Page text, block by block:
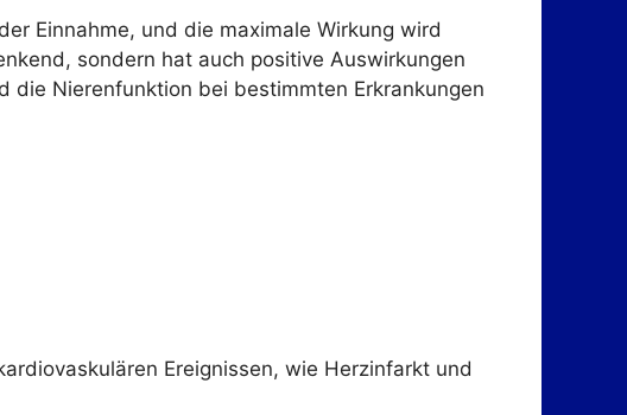
Einnahme, und die maximale Wirkung wird
sondern hat auch positive Auswirkungen
Nierenfunktion bei bestimmten Erkrankungen
Ereignissen, wie Herzinfarkt und